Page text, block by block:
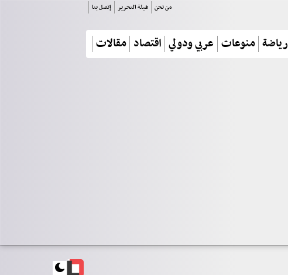
من نحن هيئة التحرير إتصل بنا
رياضة منوعات عربي ودولي اقتصاد مقالات